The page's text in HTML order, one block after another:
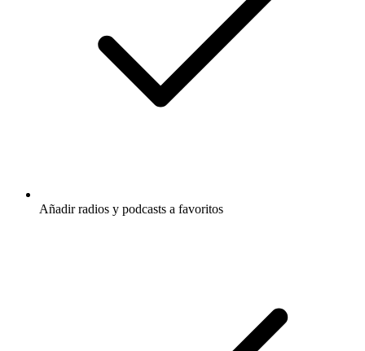
Añadir radios y podcasts a favoritos